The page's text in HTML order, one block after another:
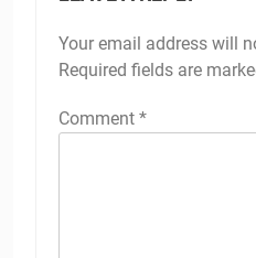
Your email address will
Required fields are
Comment *